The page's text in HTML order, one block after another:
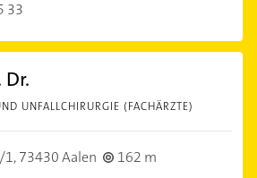
33
Dr.
UNFALLCHIRURGIE (FACHÄRZTE)
1,73430 Aalen
162 m